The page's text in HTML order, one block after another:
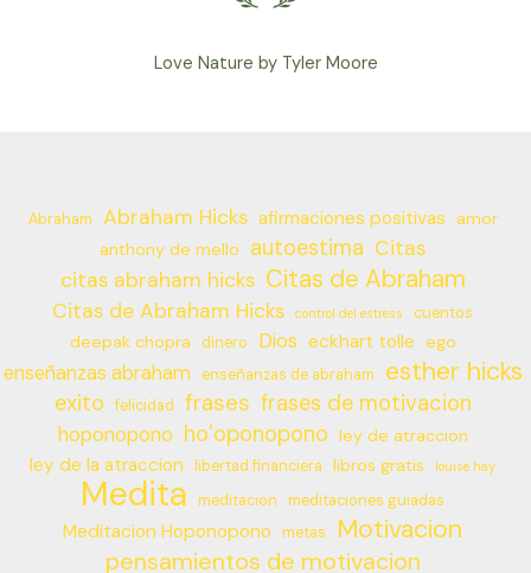
Love Nature by Tyler Moore
Abraham Abraham Hicks afirmaciones positivas
amor
anthony de mello
autoestima Citas
citas abraham hicks Citas de Abraham
Citas de Abraham Hicks control del estress cuentos
deepak chopra dinero Dios eckhart tolle ego
enseñanzas abraham enseñanzas de abraham esther hicks
exito felicidad frases frases de motivacion
hoponopono ho’oponopono ley de atraccion
ley de la atraccion libertad financiera libros gratis louise hay
Medita meditacion meditaciones guiadas
Meditacion Hoponopono metas Motivacion
pensamientos de motivacion